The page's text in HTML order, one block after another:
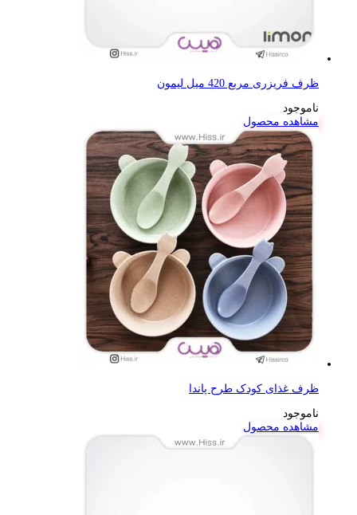
ظرف فریزری مربع 420 میل لیمون
ناموجود
مشاهده محصول
ظرف غذای کودک طرح پاندا
ناموجود
مشاهده محصول